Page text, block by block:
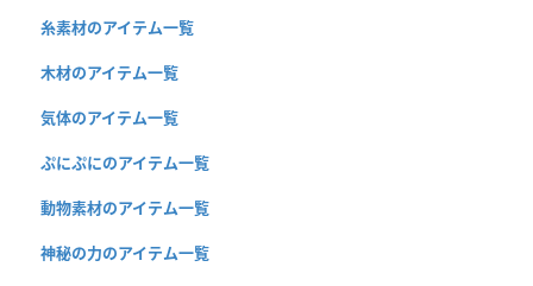
糸素材のアイテム一覧
木材のアイテム一覧
気体のアイテム一覧
ぷにぷにのアイテム一覧
動物素材のアイテム一覧
神秘の力のアイテム一覧